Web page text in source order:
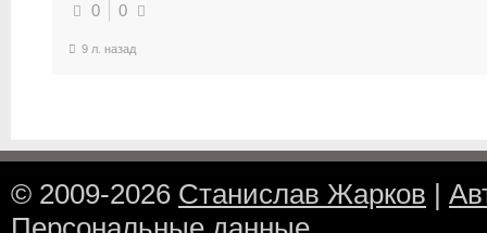
0 0
9 л. назад
© 2009-2026 Станислав Жарков |